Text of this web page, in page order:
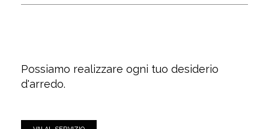
Possiamo realizzare ogni tuo desiderio
d'arredo.